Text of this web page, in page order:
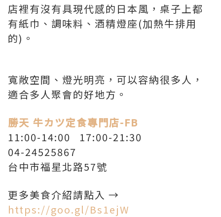
店裡有沒有具現代感的日本風，桌子上都
有紙巾、調味料、酒精燈座(加熱牛排用
的)。
寬敞空間、燈光明亮，可以容納很多人，
適合多人聚會的好地方。
勝天 牛カツ定食專門店-FB
11:00-14:00 17:00-21:30
04-24525867
台中市福星北路57號
更多美食介紹請點入 →
https://goo.gl/Bs1ejW